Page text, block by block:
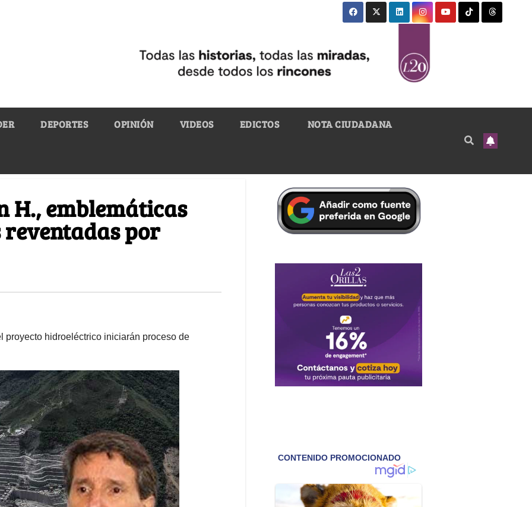
DEPORTES OPINIÓN VIDEOS EDICTOS NOTA CIUDADANA
H., emblemáticas
por
proyecto hidroeléctrico iniciarán proceso de